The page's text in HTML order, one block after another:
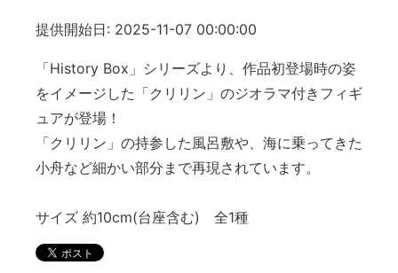
提供開始日: 2025-11-07 00:00:00
「History Box」シリーズより、作品初登場時の姿
をイメージした「クリリン」のジオラマ付きフィギ
ュアが登場！
「クリリン」の持参した風呂敷や、海に乗ってきた
小舟など細かい部分まで再現されています。
サイズ 約10cm(台座含む) 全1種